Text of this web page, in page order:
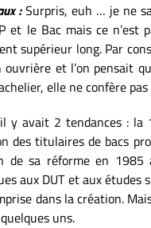
:Surpris, euh … je ne
et le Bac mais ce n’est
supérieur long. Par
ouvrière et l’on pensait
elle ne confère
il y avait 2 tendances : la
des titulaires de bacs
de sa réforme en 1985
aux DUT et aux
dans la création.
uns.